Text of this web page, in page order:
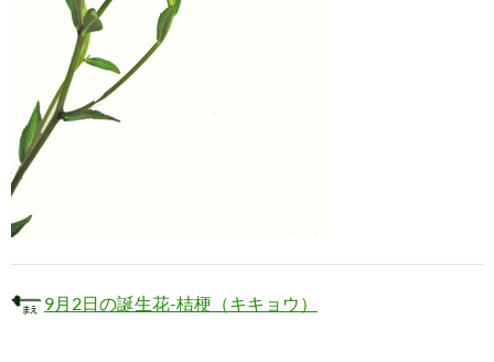
9月2日の誕生花-桔梗（キキョウ）